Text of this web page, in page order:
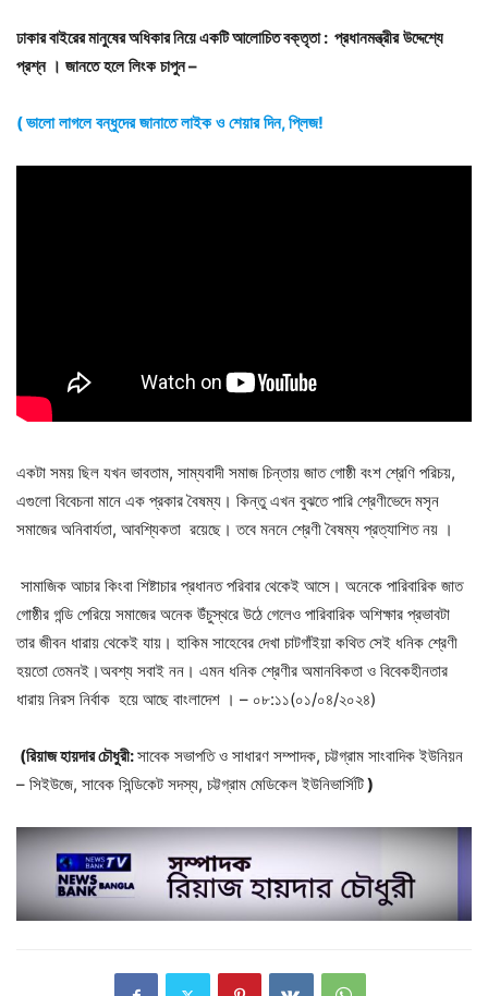
ঢাকার বাইরের মানুষের অধিকার নিয়ে একটি আলোচিত বক্তৃতা : প্রধানমন্ত্রীর উদ্দেশ্যে
প্রশ্ন । জানতে হলে লিংক চাপুন –
( ভালো লাগলে বন্ধুদের জানাতে লাইক ও শেয়ার দিন, প্লিজ!
একটা সময় ছিল যখন ভাবতাম, সাম্যবাদী সমাজ চিন্তায় জাত গোষ্ঠী বংশ শ্রেণি পরিচয়,
এগুলো বিবেচনা মানে এক প্রকার বৈষম্য।‌ কিন্তু এখন বুঝতে পারি শ্রেণীভেদে মসৃন
সমাজের অনিবার্যতা, আবশ্যিকতা রয়েছে। তবে মননে শ্রেণী বৈষম্য প্রত্যাশিত নয় ।‌
সামাজিক আচার কিংবা শিষ্টাচার প্রধানত পরিবার থেকেই আসে। অনেকে পারিবারিক জাত
গোষ্ঠীর গন্ডি পেরিয়ে সমাজের অনেক উঁচুস্থরে উঠে গেলেও পারিবারিক অশিক্ষার প্রভাবটা
তার জীবন ধারায় থেকেই যায়। হাকিম সাহেবের দেখা চাটগাঁইয়া কথিত সেই ধনিক শ্রেণী
হয়তো তেমনই।অবশ্য সবাই নন।‌ এমন ধনিক শ্রেণীর অমানবিকতা ও বিবেকহীনতার
ধারায় নিরস নির্বাক হয়ে আছে বাংলাদেশ ।‌ – ০৮:১১(০১/০৪/২০২৪)
(রিয়াজ হায়দার চৌধুরী:সাবেক সভাপতি ও সাধারণ সম্পাদক, চট্টগ্রাম সাংবাদিক ইউনিয়ন
– সিইউজে, সাবেক সিন্ডিকেট সদস্য, চট্টগ্রাম মেডিকেল ইউনিভার্সিটি)